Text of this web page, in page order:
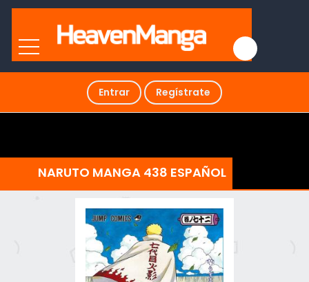
Entrar Regístrate
NARUTO MANGA 438 ESPAÑOL